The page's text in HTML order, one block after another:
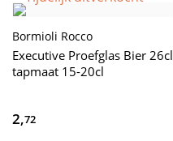
Bormioli Rocco
Executive Proefglas Bier 26cl
tapmaat 15-20cl
2,72